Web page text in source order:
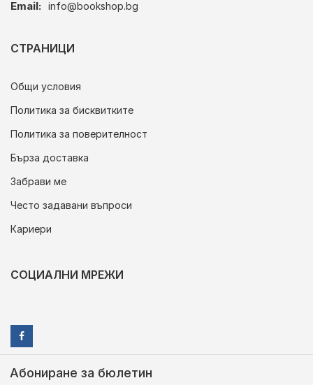
Email: info@bookshop.bg
СТРАНИЦИ
Общи условия
Политика за бисквитките
Политика за поверителност
Бърза доставка
Забрави ме
Често задавани въпроси
Кариери
СОЦИАЛНИ МРЕЖИ
Абониране за бюлетин